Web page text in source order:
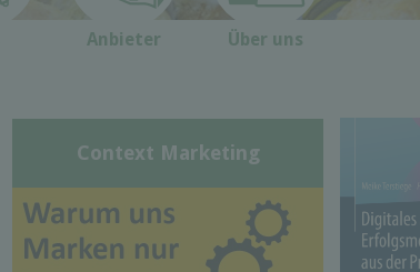
Anbieter Über uns
Context Marketing